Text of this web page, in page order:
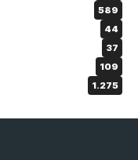
589
44
37
109
1.275